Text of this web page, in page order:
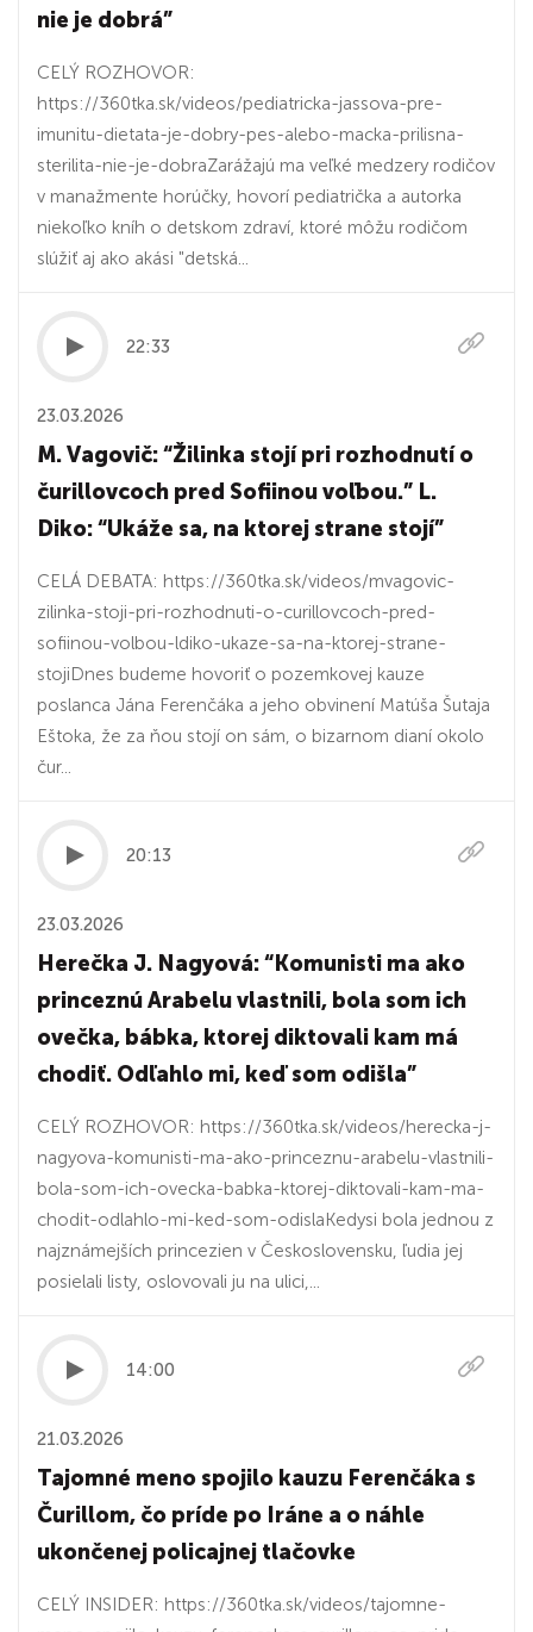
nie je dobrá”
CELÝ ROZHOVOR:
https://360tka.sk/videos/pediatricka-jassova-pre-
imunitu-dietata-je-dobry-pes-alebo-macka-prilisna-
sterilita-nie-je-dobraZarážajú ma veľké medzery rodičov
v manažmente horúčky, hovorí pediatrička a autorka
niekoľko kníh o detskom zdraví, ktoré môžu rodičom
slúžiť aj ako akási "detská...
22:33
23.03.2026
M. Vagovič: “Žilinka stojí pri rozhodnutí o
čurillovcoch pred Sofiinou voľbou.” L.
Diko: “Ukáže sa, na ktorej strane stojí”
CELÁ DEBATA: https://360tka.sk/videos/mvagovic-
zilinka-stoji-pri-rozhodnuti-o-curillovcoch-pred-
sofiinou-volbou-ldiko-ukaze-sa-na-ktorej-strane-
stojiDnes budeme hovoriť o pozemkovej kauze
poslanca Jána Ferenčáka a jeho obvinení Matúša Šutaja
Eštoka, že za ňou stojí on sám, o bizarnom dianí okolo
čur...
20:13
23.03.2026
Herečka J. Nagyová: “Komunisti ma ako
princeznú Arabelu vlastnili, bola som ich
ovečka, bábka, ktorej diktovali kam má
chodiť. Odľahlo mi, keď som odišla”
CELÝ ROZHOVOR: https://360tka.sk/videos/herecka-j-
nagyova-komunisti-ma-ako-princeznu-arabelu-vlastnili-
bola-som-ich-ovecka-babka-ktorej-diktovali-kam-ma-
chodit-odlahlo-mi-ked-som-odislaKedysi bola jednou z
najznámejších princezien v Československu, ľudia jej
posielali listy, oslovovali ju na ulici,...
14:00
21.03.2026
Tajomné meno spojilo kauzu Ferenčáka s
Čurillom, čo príde po Iráne a o náhle
ukončenej policajnej tlačovke
CELÝ INSIDER: https://360tka.sk/videos/tajomne-